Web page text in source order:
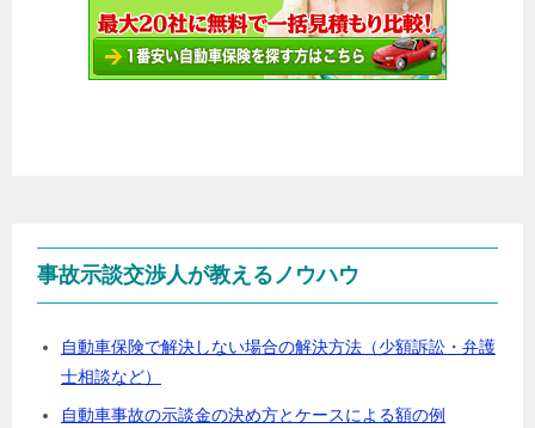
事故示談交渉人が教えるノウハウ
自動車保険で解決しない場合の解決方法（少額訴訟・弁護
士相談など）
自動車事故の示談金の決め方とケースによる額の例